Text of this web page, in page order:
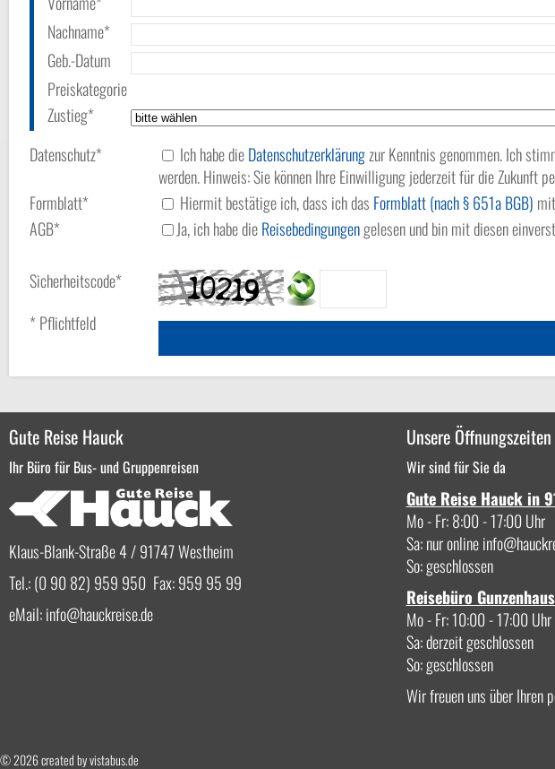
Nachname*
Geb.-Datum
Preiskategorie
Zustieg*
Datenschutz* Ich habe dieDatenschutzerklärungzur Kenntnis genommen. Ich
werden. Hinweis: Sie können Ihre Einwilligung jederzeit für die Zukunft
Formblatt*
Hiermit bestätige ich, dass ich das Formblatt (nach § 651a BGB)
AGB*
Ja, ich habe dieReisebedingungengelesen und bin mit diesen
Sicherheitscode*
* Pflichtfeld
Gute Reise Hauck
Ihr Büro für Bus- und Gruppenreisen
Klaus-Blank-Straße 4 / 91747 Westheim
Tel.: (0 90 82) 959 950 Fax: 959 95 99
eMail:info hauckreise.de
Unsere Öffnungszeiten
Wir sind für Sie da
Gute Reise Hauck in
Mo - Fr: 8:00 - 17:00 Uhr
Sa: nur onlineinfo
So: geschlossen
Reisebüro
Mo - Fr: 10:00 - 17:00 Uhr
Sa: derzeit geschlossen
So: geschlossen
Wir freuen uns über Ihren
© 2026 created byvistabus.de